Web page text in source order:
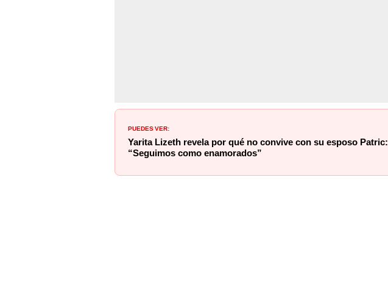
PUEDES VER:
Yarita Lizeth revela por qué no convive con su esposo Patric:
“Seguimos como enamorados”